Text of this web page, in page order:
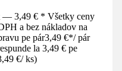
— 3,49 € * Všetky ceny
a bez nákladov na
pe pár3,49 €*/ pár
la 3,49 € pe
€/ ks)